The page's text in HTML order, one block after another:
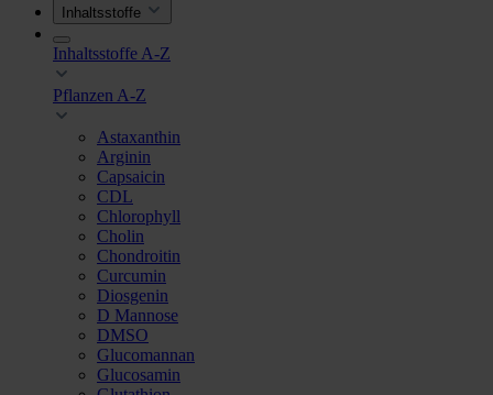
Inhaltsstoffe
Inhaltsstoffe A-Z
Pflanzen A-Z
Astaxanthin
Arginin
Capsaicin
CDL
Chlorophyll
Cholin
Chondroitin
Curcumin
Diosgenin
D Mannose
DMSO
Glucomannan
Glucosamin